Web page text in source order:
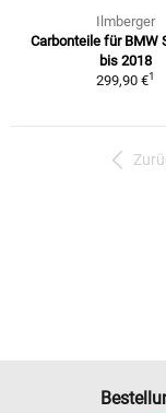
Ilmberger
Carbonteile für BMW
bis 2018
299,90 €1